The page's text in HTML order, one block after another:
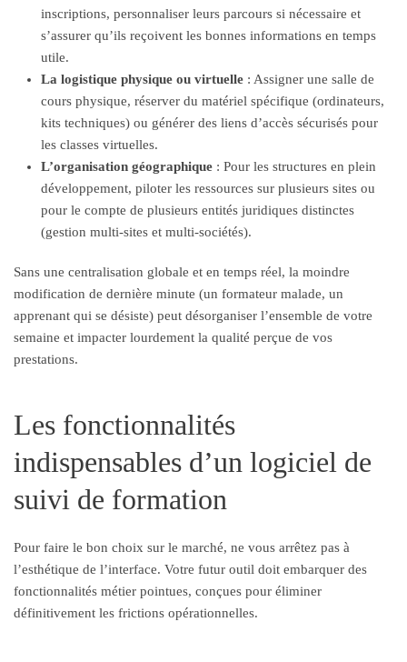
inscriptions, personnaliser leurs parcours si nécessaire et
s’assurer qu’ils reçoivent les bonnes informations en temps
utile.
La logistique physique ou virtuelle : Assigner une salle de
cours physique, réserver du matériel spécifique (ordinateurs,
kits techniques) ou générer des liens d’accès sécurisés pour
les classes virtuelles.
L’organisation géographique : Pour les structures en plein
développement, piloter les ressources sur plusieurs sites ou
pour le compte de plusieurs entités juridiques distinctes
(gestion multi-sites et multi-sociétés).
Sans une centralisation globale et en temps réel, la moindre
modification de dernière minute (un formateur malade, un
apprenant qui se désiste) peut désorganiser l’ensemble de votre
semaine et impacter lourdement la qualité perçue de vos
prestations.
Les fonctionnalités
indispensables d’un logiciel de
suivi de formation
Pour faire le bon choix sur le marché, ne vous arrêtez pas à
l’esthétique de l’interface. Votre futur outil doit embarquer des
fonctionnalités métier pointues, conçues pour éliminer
définitivement les frictions opérationnelles.